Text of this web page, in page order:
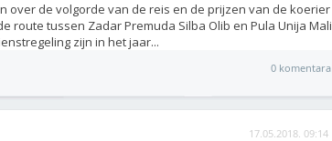
over de volgorde van de reis en de prijzen van de koerier
route tussen Zadar Premuda Silba Olib en Pula Unija Mali
zijn in het jaar...
0 komentara
17.05.2018. 09:14